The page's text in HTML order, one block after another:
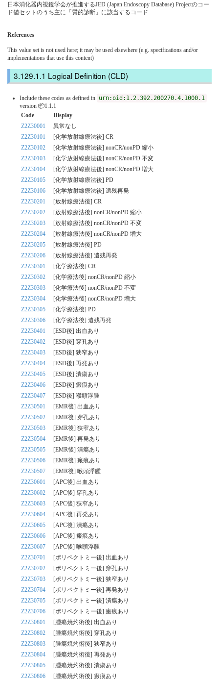
日本消化器内視鏡学会が推進するJED (Japan Endoscopy Database) Projectのコー
ド値セットのうち主に「質的診断」に該当するコード
References
This value set is not used here; it may be used elsewhere (e.g. specifications and/or
implementations that use this content)
Logical Definition (CLD)
Include these codes as defined in urn:oid:1.2.392.200270.4.1000.1
version 📦1.1.1
Code
Display
Z2Z30001
異常なし
Z2Z30101
[化学放射線療法後] CR
Z2Z30102
[化学放射線療法後] nonCR/nonPD 縮小
Z2Z30103
[化学放射線療法後] nonCR/nonPD 不変
Z2Z30104
[化学放射線療法後] nonCR/nonPD 増大
Z2Z30105
[化学放射線療法後] PD
Z2Z30106
[化学放射線療法後] 遺残再発
Z2Z30201
[放射線療法後] CR
Z2Z30202
[放射線療法後] nonCR/nonPD 縮小
Z2Z30203
[放射線療法後] nonCR/nonPD 不変
Z2Z30204
[放射線療法後] nonCR/nonPD 増大
Z2Z30205
[放射線療法後] PD
Z2Z30206
[放射線療法後] 遺残再発
Z2Z30301
[化学療法後] CR
Z2Z30302
[化学療法後] nonCR/nonPD 縮小
Z2Z30303
[化学療法後] nonCR/nonPD 不変
Z2Z30304
[化学療法後] nonCR/nonPD 増大
Z2Z30305
[化学療法後] PD
Z2Z30306
[化学療法後] 遺残再発
Z2Z30401
[ESD後] 出血あり
Z2Z30402
[ESD後] 穿孔あり
Z2Z30403
[ESD後] 狭窄あり
Z2Z30404
[ESD後] 再発あり
Z2Z30405
[ESD後] 潰瘍あり
Z2Z30406
[ESD後] 瘢痕あり
Z2Z30407
[ESD後] 喉頭浮腫
Z2Z30501
[EMR後] 出血あり
Z2Z30502
[EMR後] 穿孔あり
Z2Z30503
[EMR後] 狭窄あり
Z2Z30504
[EMR後] 再発あり
Z2Z30505
[EMR後] 潰瘍あり
Z2Z30506
[EMR後] 瘢痕あり
Z2Z30507
[EMR後] 喉頭浮腫
Z2Z30601
[APC後] 出血あり
Z2Z30602
[APC後] 穿孔あり
Z2Z30603
[APC後] 狭窄あり
Z2Z30604
[APC後] 再発あり
Z2Z30605
[APC後] 潰瘍あり
Z2Z30606
[APC後] 瘢痕あり
Z2Z30607
[APC後] 喉頭浮腫
Z2Z30701
[ポリペクトミー後] 出血あり
Z2Z30702
[ポリペクトミー後] 穿孔あり
Z2Z30703
[ポリペクトミー後] 狭窄あり
Z2Z30704
[ポリペクトミー後] 再発あり
Z2Z30705
[ポリペクトミー後] 潰瘍あり
Z2Z30706
[ポリペクトミー後] 瘢痕あり
Z2Z30801
[腫瘍焼灼術後] 出血あり
Z2Z30802
[腫瘍焼灼術後] 穿孔あり
Z2Z30803
[腫瘍焼灼術後] 狭窄あり
Z2Z30804
[腫瘍焼灼術後] 再発あり
Z2Z30805
[腫瘍焼灼術後] 潰瘍あり
Z2Z30806
[腫瘍焼灼術後] 瘢痕あり